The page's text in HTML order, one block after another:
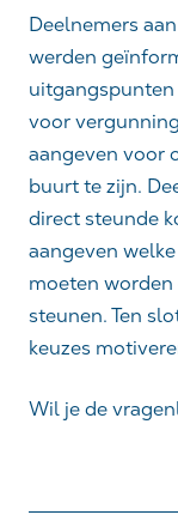
Deelnemers
werden
uitgangspunten
voor
aangeven voor
buurt te zijn.
direct steunde
aangeven
moeten
steunen. Ten
keuzes
Wil je de